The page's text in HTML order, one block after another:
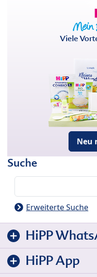
Viele
Neu
Suche
Erweiterte Suche
HiPP
HiPP App